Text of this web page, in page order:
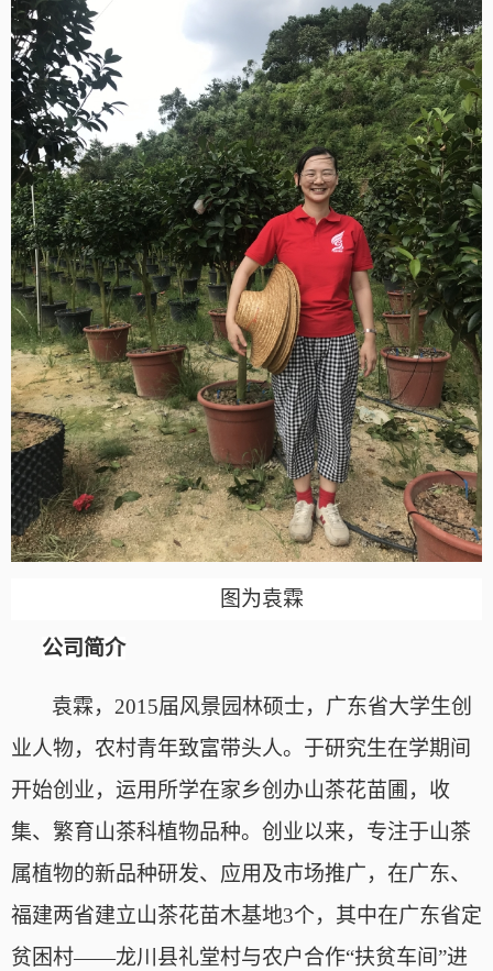
图为袁霖
公司简介
袁霖， 2015届风景园林硕士，广东省大学生创
业人物，农村青年致富带头人。于研究生在学期间
开始创业，运用所学在家乡创办山茶花苗圃，收
集、繁育山茶科植物品种。创业以来，专注于山茶
属植物的新品种研发、应用及市场推广，在广东、
福建两省建立山茶花苗木基地3个，其中在广东省定
贫困村——龙川县礼堂村与农户合作“扶贫车间”进